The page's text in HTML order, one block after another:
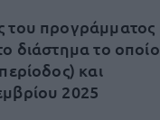
του προγράμματος
διάστημα το οποίο
και
2025